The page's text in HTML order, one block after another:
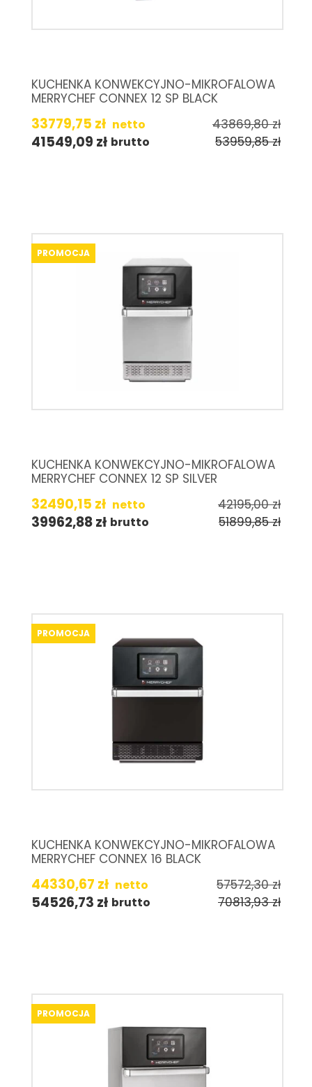
KUCHENKA KONWEKCYJNO-MIKROFALOWA
MERRYCHEF CONNEX 12 SP BLACK
33779,75 zł netto 43869,80zł
41549,09 zł brutto 53959,85zł
PROMOCJA
KUCHENKA KONWEKCYJNO-MIKROFALOWA
MERRYCHEF CONNEX 12 SP SILVER
32490,15 zł netto 42195,00zł
39962,88zł brutto 51899,85zł
PROMOCJA
KUCHENKA KONWEKCYJNO-MIKROFALOWA
MERRYCHEF CONNEX 16 BLACK
44330,67 zł netto 57572,30zł
54526,73 zł brutto 70813,93zł
PROMOCJA